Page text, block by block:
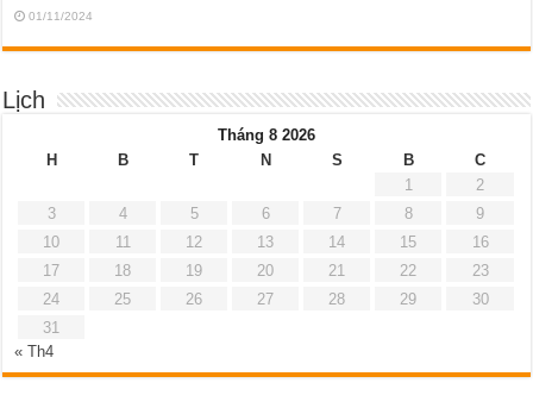
01/11/2024
Lịch
Tháng 8 2026
H
B T N S B
C
1
2
3
4 5 6 7 8
9
10
11 12 13 14 15
16
17
18 19 20 21 22
23
24
25 26 27 28 29
30
31
« Th4